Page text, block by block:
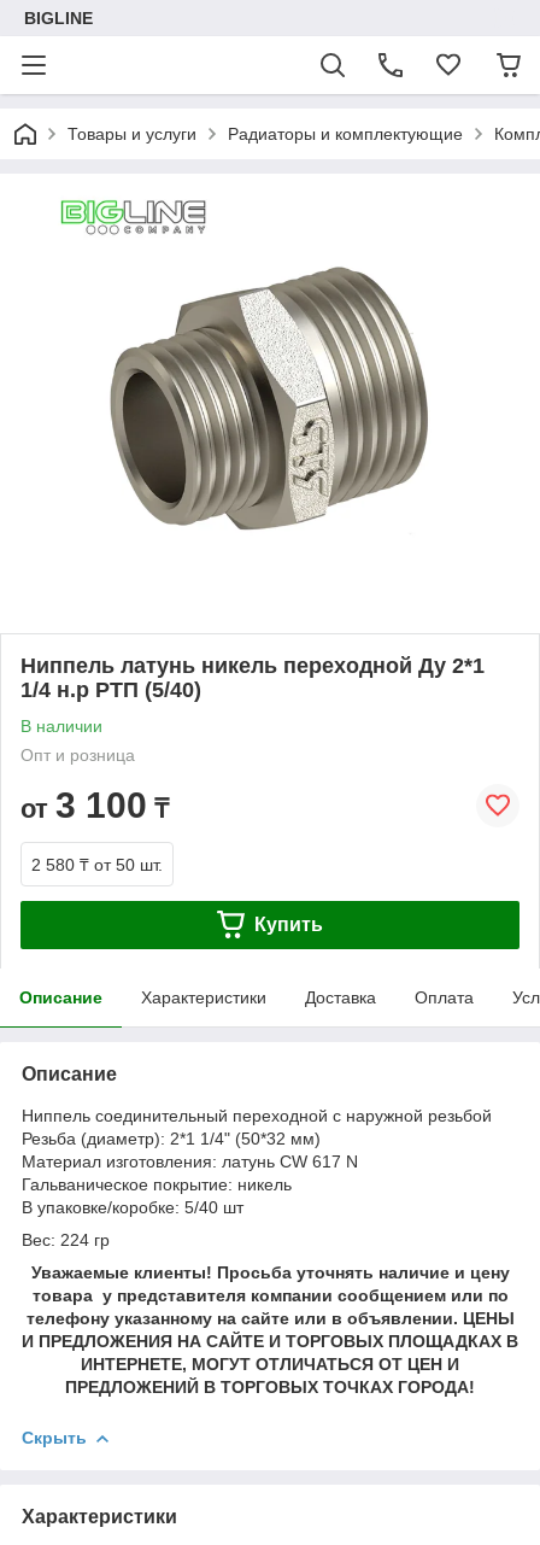
BIGLINE
Товары и услуги Радиаторы и комплектующие
Ниппель латунь никель переходной Ду 2*1
1/4 н.р РТП (5/40)
В наличии
Опт и розница
от 3 100 ₸
2 580 ₸ от 50 шт.
Купить
Описание Характеристики Доставка Оплата
Описание
Ниппель соединительный переходной с наружной резьбой
Резьба (диаметр): 2*1 1/4" (50*32 мм)
Материал изготовления: латунь CW 617 N
Гальваническое покрытие: никель
В упаковке/коробке: 5/40 шт
Вес: 224 гр
Уважаемые клиенты! Просьба уточнять наличие и цену
товара у представителя компании сообщением или по
телефону указанному на сайте или в объявлении. ЦЕНЫ
И ПРЕДЛОЖЕНИЯ НА САЙТЕ И ТОРГОВЫХ ПЛОЩАДКАХ В
ИНТЕРНЕТЕ, МОГУТ ОТЛИЧАТЬСЯ ОТ ЦЕН И
ПРЕДЛОЖЕНИЙ В ТОРГОВЫХ ТОЧКАХ ГОРОДА!
Скрыть
Характеристики